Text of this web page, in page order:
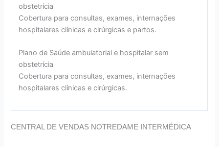
obstetrícia
Cobertura para consultas, exames, internações
hospitalares clínicas e cirúrgicas e partos.
Plano de Saúde ambulatorial e hospitalar sem
obstetrícia
Cobertura para consultas, exames, internações
hospitalares clínicas e cirúrgicas.
CENTRAL DE VENDAS NOTREDAME INTERMÉDICA